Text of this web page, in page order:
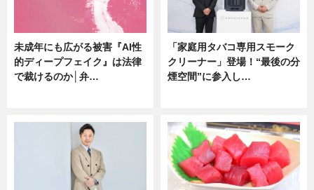
未成年にも広がる被害『AI性
的ディープフェイク』は法律
で裁けるのか│弁…
「家庭用タバコ専用スモーク
クリーナー」登場！“最後の分
煙空間”に参入し…